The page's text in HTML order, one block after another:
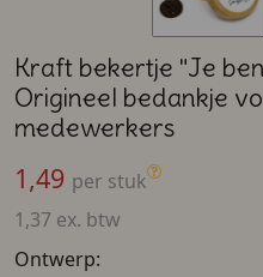
Kraft bekertje "Je
Origineel bedankje
medewerkers
1,49 per stuk
1,37 ex. btw
Ontwerp: